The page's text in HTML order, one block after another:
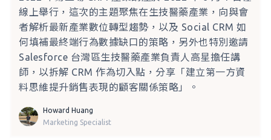
線上舉行，這次的主題聚焦在生技醫藥產業，向與會
者解析最新產業數位轉型趨勢，以及 Social CRM 如
何填補最終端行為數據缺口的策略，另外也特別邀請
Salesforce 台灣區生技醫藥產業負責人高星擔任講
師，以拆解 CRM 作為切入點，分享「建立第一方資
料思維提升銷售表現的顧客關係策略」。
Howard Huang
Marketing Specialist